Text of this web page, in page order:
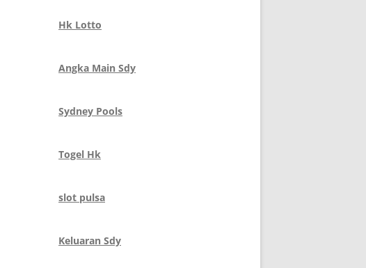
Hk Lotto
Angka Main Sdy
Sydney Pools
Togel Hk
slot pulsa
Keluaran Sdy